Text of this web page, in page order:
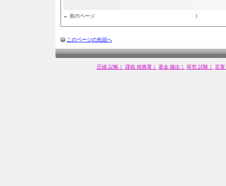
← 前のページ 1
このページの先頭へ
圧縮 記帳｜ 課税 税務署｜ 基金 拠出｜ 研究 試験｜ 災